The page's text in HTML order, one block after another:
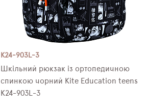
K24-903L-3
Шкільний рюкзак із ортопедичною
спинкою чорний Kite Education teens
K24-903L-3